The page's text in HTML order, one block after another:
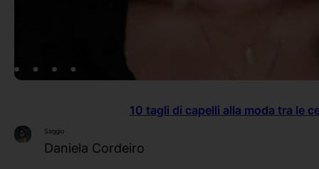
10 tagli di capelli alla moda tra le
Saggio
Daniela Cordeiro